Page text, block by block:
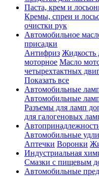
Паста, крем и
Кремы, спреи и
очистки рук
Автомобильное
присадки
Антифриз Жидкость
моторное Масло
четырехтактных
Показать все
Автомобильные
Автомобильные
Разъемы для ламп
для галогеновых
Автомобильные
Аптечки Воронки
Индустриальная
Смазки с пищевым
Автомобильные